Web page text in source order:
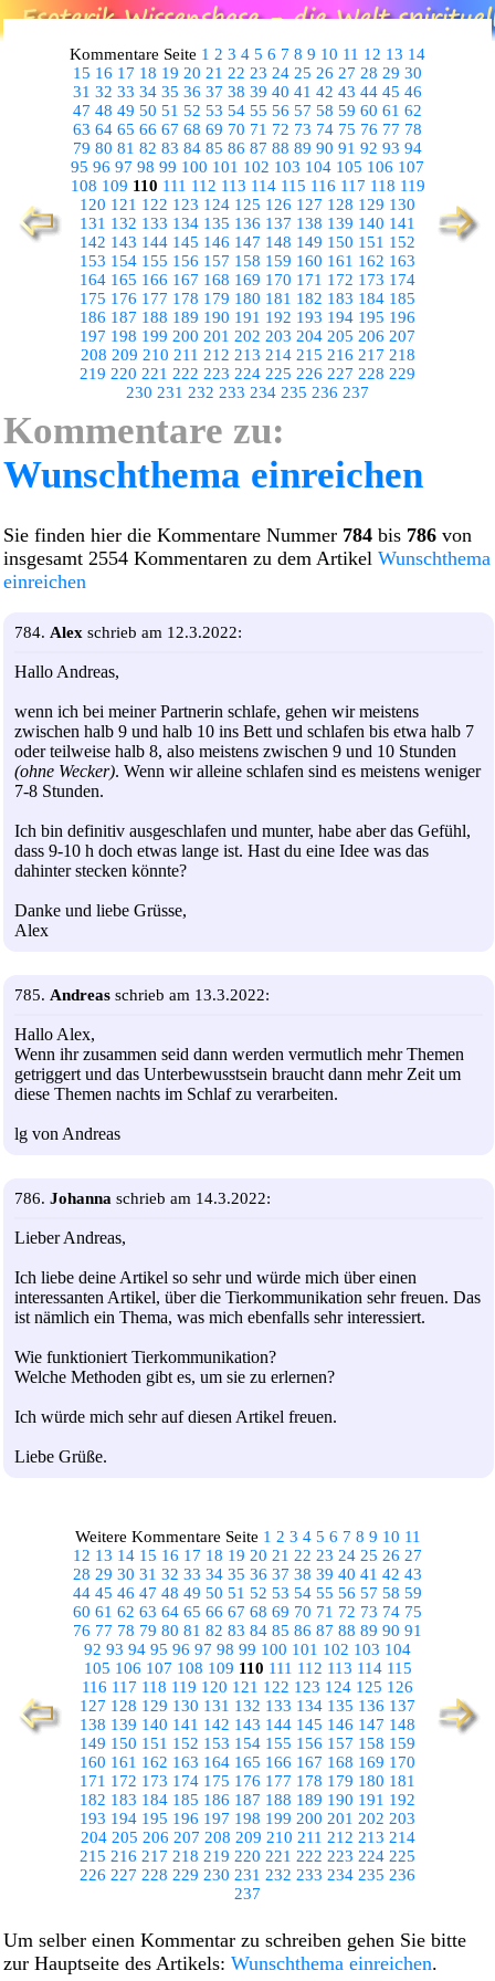
Kommentare Seite 1 2 3 4 5 6 7 8 9 10 11 12 13 14
15 16 17 18 19 20 21 22 23 24 25 26 27 28 29 30
31 32 33 34 35 36 37 38 39 40 41 42 43 44 45 46
47 48 49 50 51 52 53 54 55 56 57 58 59 60 61 62
63 64 65 66 67 68 69 70 71 72 73 74 75 76 77 78
79 80 81 82 83 84 85 86 87 88 89 90 91 92 93 94
95 96 97 98 99 100 101 102 103 104 105 106 107
108 109 110 111 112 113 114 115 116 117 118 119
120 121 122 123 124 125 126 127 128 129 130
131 132 133 134 135 136 137 138 139 140 141
142 143 144 145 146 147 148 149 150 151 152
153 154 155 156 157 158 159 160 161 162 163
164 165 166 167 168 169 170 171 172 173 174
175 176 177 178 179 180 181 182 183 184 185
186 187 188 189 190 191 192 193 194 195 196
197 198 199 200 201 202 203 204 205 206 207
208 209 210 211 212 213 214 215 216 217 218
219 220 221 222 223 224 225 226 227 228 229
230 231 232 233 234 235 236 237
Kommentare zu:
Wunschthema einreichen
Sie finden hier die Kommentare Nummer 784 bis 786 von
insgesamt 2554 Kommentaren zu dem Artikel Wunschthema
einreichen
784. Alex schrieb am 12.3.2022:
Hallo Andreas,
wenn ich bei meiner Partnerin schlafe, gehen wir meistens
zwischen halb 9 und halb 10 ins Bett und schlafen bis etwa halb 7
oder teilweise halb 8, also meistens zwischen 9 und 10 Stunden
(ohne Wecker). Wenn wir alleine schlafen sind es meistens weniger
7-8 Stunden.
Ich bin definitiv ausgeschlafen und munter, habe aber das Gefühl,
dass 9-10 h doch etwas lange ist. Hast du eine Idee was das
dahinter stecken könnte?
Danke und liebe Grüsse,
Alex
785. Andreas schrieb am 13.3.2022:
Hallo Alex,
Wenn ihr zusammen seid dann werden vermutlich mehr Themen
getriggert und das Unterbewusstsein braucht dann mehr Zeit um
diese Themen nachts im Schlaf zu verarbeiten.
lg von Andreas
786. Johanna schrieb am 14.3.2022:
Lieber Andreas,
Ich liebe deine Artikel so sehr und würde mich über einen
interessanten Artikel, über die Tierkommunikation sehr freuen. Das
ist nämlich ein Thema, was mich ebenfalls sehr interessiert.
Wie funktioniert Tierkommunikation?
Welche Methoden gibt es, um sie zu erlernen?
Ich würde mich sehr auf diesen Artikel freuen.
Liebe Grüße.
Weitere Kommentare Seite 1 2 3 4 5 6 7 8 9 10 11
12 13 14 15 16 17 18 19 20 21 22 23 24 25 26 27
28 29 30 31 32 33 34 35 36 37 38 39 40 41 42 43
44 45 46 47 48 49 50 51 52 53 54 55 56 57 58 59
60 61 62 63 64 65 66 67 68 69 70 71 72 73 74 75
76 77 78 79 80 81 82 83 84 85 86 87 88 89 90 91
92 93 94 95 96 97 98 99 100 101 102 103 104
105 106 107 108 109 110 111 112 113 114 115
116 117 118 119 120 121 122 123 124 125 126
127 128 129 130 131 132 133 134 135 136 137
138 139 140 141 142 143 144 145 146 147 148
149 150 151 152 153 154 155 156 157 158 159
160 161 162 163 164 165 166 167 168 169 170
171 172 173 174 175 176 177 178 179 180 181
182 183 184 185 186 187 188 189 190 191 192
193 194 195 196 197 198 199 200 201 202 203
204 205 206 207 208 209 210 211 212 213 214
215 216 217 218 219 220 221 222 223 224 225
226 227 228 229 230 231 232 233 234 235 236
237
Um selber einen Kommentar zu schreiben gehen Sie bitte
zur Hauptseite des Artikels: Wunschthema einreichen.